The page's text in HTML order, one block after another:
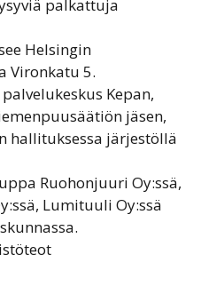
palkattuja
Helsingin
Vironkatu 5.
Kepan,
jäsen,
hallituksessa järjestöllä
Ruohonjuuri Oy:ssä,
Lumituuli Oy:ssä